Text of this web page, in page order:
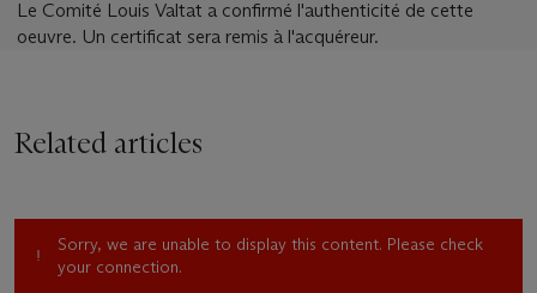
Le Comité Louis Valtat a confirmé l'authenticité de cette
oeuvre. Un certificat sera remis à l'acquéreur.
Related articles
Sorry, we are unable to display this content. Please check
your connection.